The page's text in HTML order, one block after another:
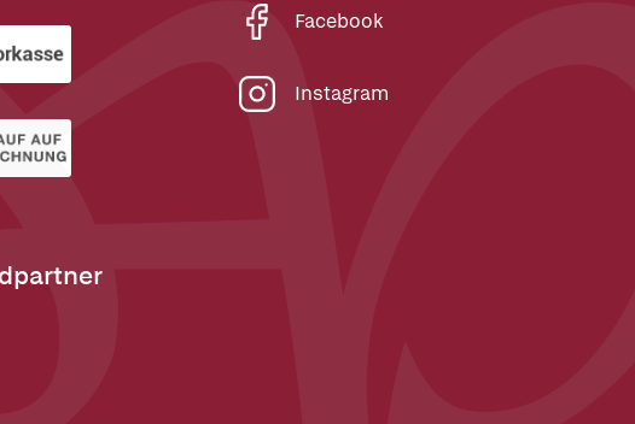
Facebook
Instagram